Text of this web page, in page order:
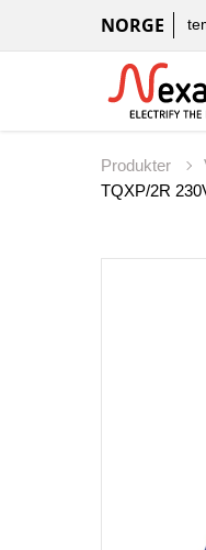
NORGE
Produkter
TQXP/2R